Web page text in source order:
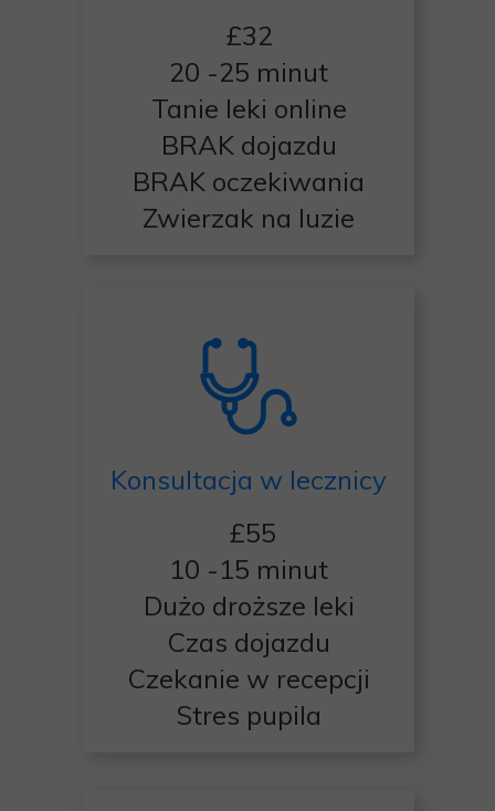
£32
20 -25 minut
Tanie leki online
BRAK dojazdu
BRAK oczekiwania
Zwierzak na luzie
Konsultacja w lecznicy
£55
10 -15 minut
Dużo droższe leki
Czas dojazdu
Czekanie w recepcji
Stres pupila